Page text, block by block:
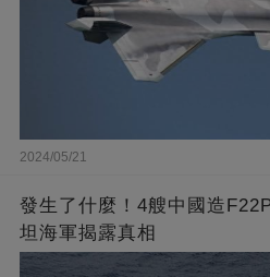
2024/05/21
發生了什麼！4艘中國造
坦海軍揭露真相